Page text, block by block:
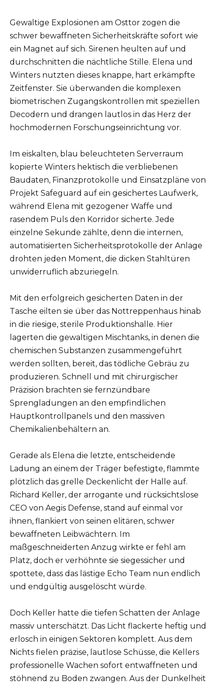
Gewaltige Explosionen am Osttor zogen die
schwer bewaffneten Sicherheitskräfte sofort wie
ein Magnet auf sich. Sirenen heulten auf und
durchschnitten die nächtliche Stille. Elena und
Winters nutzten dieses knappe, hart erkämpfte
Zeitfenster. Sie überwanden die komplexen
biometrischen Zugangskontrollen mit speziellen
Decodern und drangen lautlos in das Herz der
hochmodernen Forschungseinrichtung vor.
Im eiskalten, blau beleuchteten Serverraum
kopierte Winters hektisch die verbliebenen
Baudaten, Finanzprotokolle und Einsatzpläne von
Projekt Safeguard auf ein gesichertes Laufwerk,
während Elena mit gezogener Waffe und
rasendem Puls den Korridor sicherte. Jede
einzelne Sekunde zählte, denn die internen,
automatisierten Sicherheitsprotokolle der Anlage
drohten jeden Moment, die dicken Stahltüren
unwiderruflich abzuriegeln.
Mit den erfolgreich gesicherten Daten in der
Tasche eilten sie über das Nottreppenhaus hinab
in die riesige, sterile Produktionshalle. Hier
lagerten die gewaltigen Mischtanks, in denen die
chemischen Substanzen zusammengeführt
werden sollten, bereit, das tödliche Gebräu zu
produzieren. Schnell und mit chirurgischer
Präzision brachten sie fernzündbare
Sprengladungen an den empfindlichen
Hauptkontrollpanels und den massiven
Chemikalienbehältern an.
Gerade als Elena die letzte, entscheidende
Ladung an einem der Träger befestigte, flammte
plötzlich das grelle Deckenlicht der Halle auf.
Richard Keller, der arrogante und rücksichtslose
CEO von Aegis Defense, stand auf einmal vor
ihnen, flankiert von seinen elitären, schwer
bewaffneten Leibwächtern. Im
maßgeschneiderten Anzug wirkte er fehl am
Platz, doch er verhöhnte sie siegessicher und
spottete, dass das lästige Echo Team nun endlich
und endgültig ausgelöscht würde.
Doch Keller hatte die tiefen Schatten der Anlage
massiv unterschätzt. Das Licht flackerte heftig und
erlosch in einigen Sektoren komplett. Aus dem
Nichts fielen präzise, lautlose Schüsse, die Kellers
professionelle Wachen sofort entwaffneten und
stöhnend zu Boden zwangen. Aus der Dunkelheit